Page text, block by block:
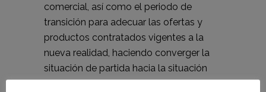
comercial, así como el periodo de
transición para adecuar las ofertas y
productos contratados vigentes a la
nueva realidad, haciendo converger la
situación de partida hacia la situación
deseada en un plazo de tiempo